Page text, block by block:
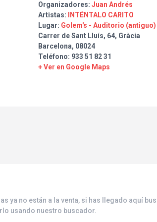
internacionales y festivales de
Sus ingeniosas letras sobre
de humor refinado, se
despliegue vocal e instrumental
Carito uno de los proyectos
singulares de la escena actual.
impronta de Les Luthiers, pero
ya no están a la venta, si has llegado aquí
usando nuestro buscador.
Organizadores: Juan Andrés
Artistas:
INTÉNTALO CARITO
Lugar: Golem's - Auditorio (antiguo)
Carrer de Sant Lluís, 64, Gràcia
Barcelona, 08024
Teléfono: 933 51 82 31
+ Ver en Google Maps